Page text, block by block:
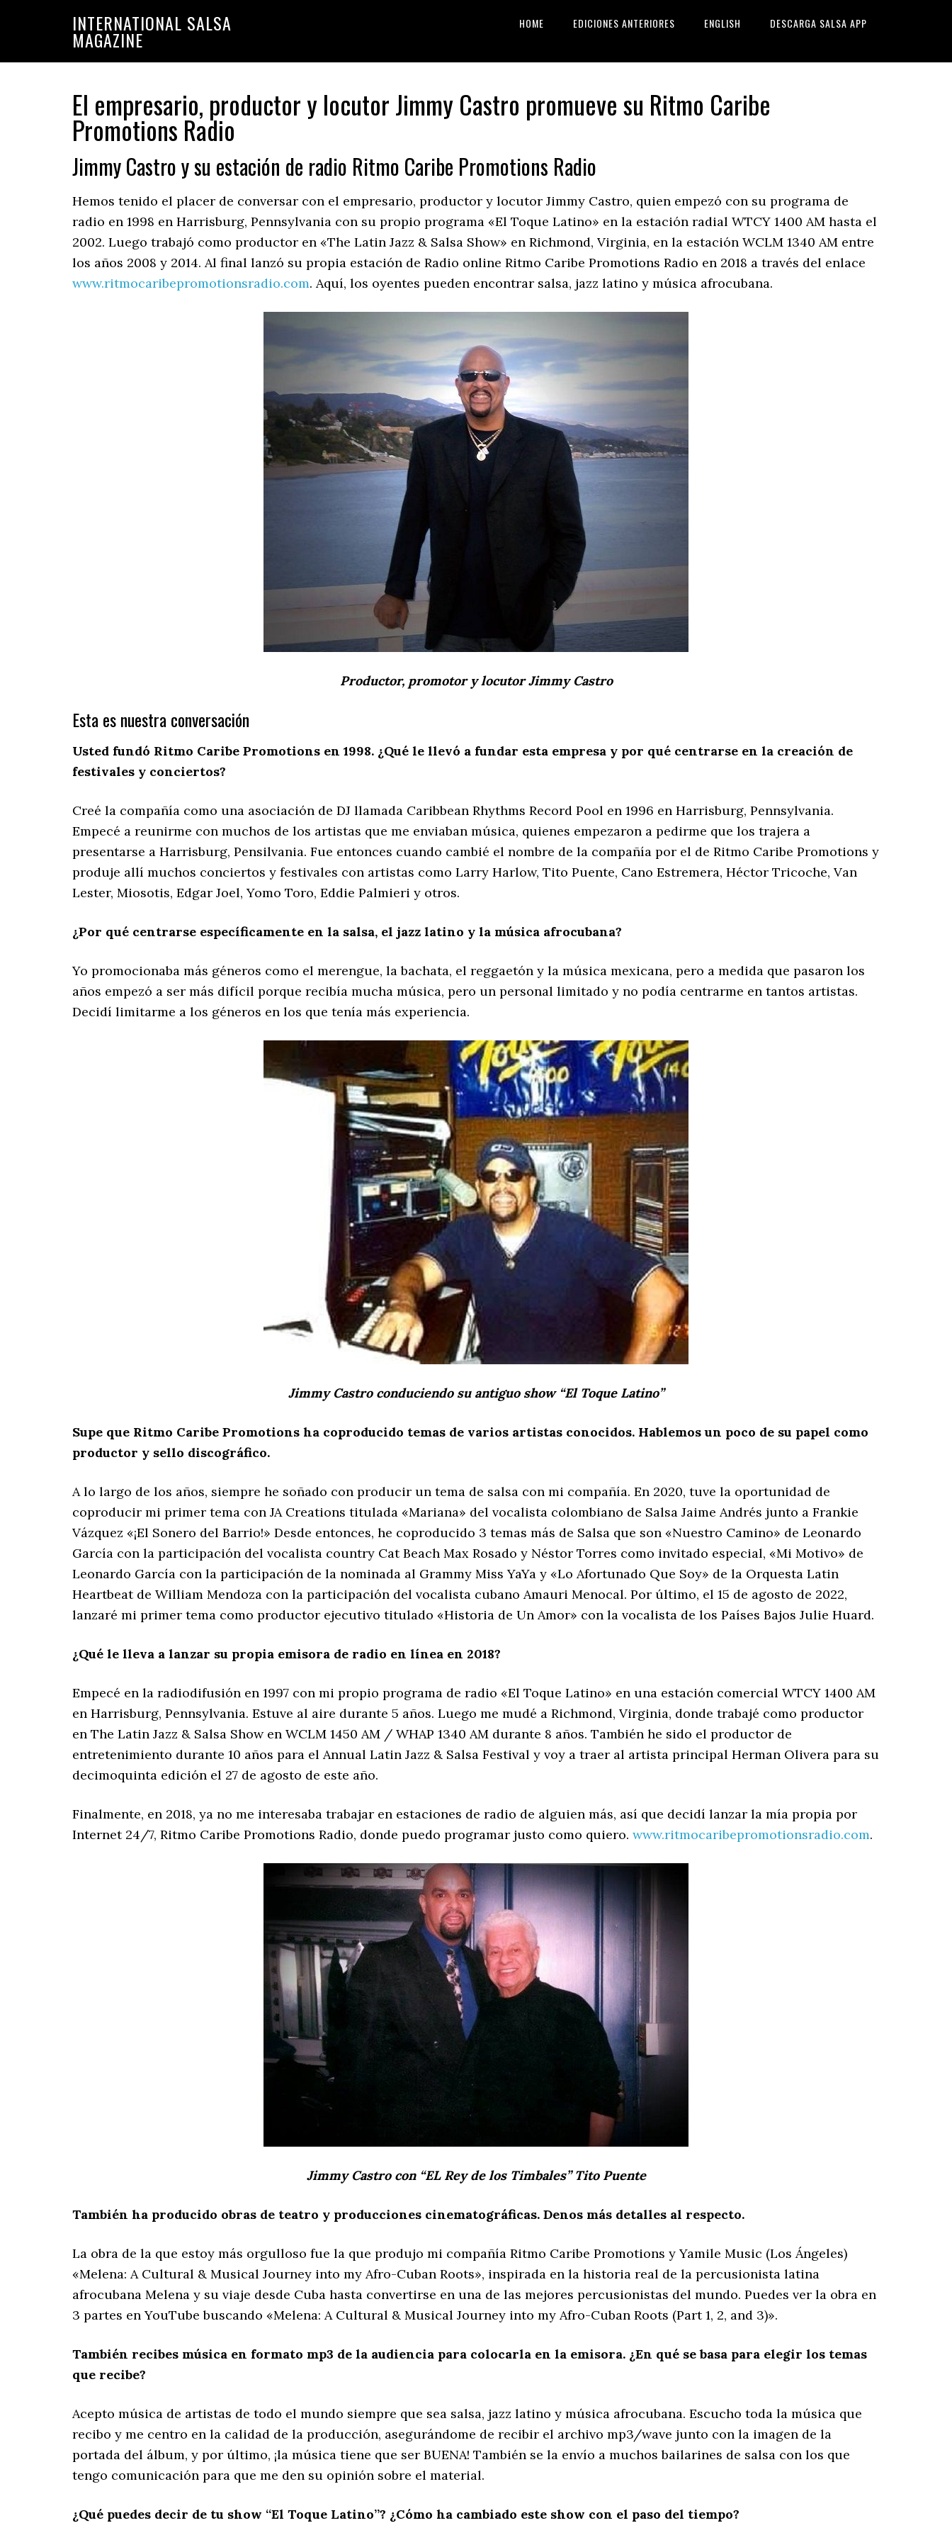
INTERNATIONAL SALSA
MAGAZINE
HOME EDICIONES ANTERIORES ENGLISH DESCARGA SALSA APP
El empresario, productor y locutor Jimmy Castro promueve su Ritmo Caribe
Promotions Radio
Jimmy Castro y su estación de radio Ritmo Caribe Promotions Radio
Hemos tenido el placer de conversar con el empresario, productor y locutor Jimmy Castro, quien empezó con su programa de
radio en 1998 en Harrisburg, Pennsylvania con su propio programa «El Toque Latino» en la estación radial WTCY 1400 AM hasta el
2002. Luego trabajó como productor en «The Latin Jazz & Salsa Show» en Richmond, Virginia, en la estación WCLM 1340 AM entre
los años 2008 y 2014. Al final lanzó su propia estación de Radio online Ritmo Caribe Promotions Radio en 2018 a través del enlace
www.ritmocaribepromotionsradio.com. Aquí, los oyentes pueden encontrar salsa, jazz latino y música afrocubana.
Productor, promotor y locutor Jimmy Castro
Esta es nuestra conversación
Usted fundó Ritmo Caribe Promotions en 1998. ¿Qué le llevó a fundar esta empresa y por qué centrarse en la creación de
festivales y conciertos?
Creé la compañía como una asociación de DJ llamada Caribbean Rhythms Record Pool en 1996 en Harrisburg, Pennsylvania.
Empecé a reunirme con muchos de los artistas que me enviaban música, quienes empezaron a pedirme que los trajera a
presentarse a Harrisburg, Pensilvania. Fue entonces cuando cambié el nombre de la compañía por el de Ritmo Caribe Promotions y
produje allí muchos conciertos y festivales con artistas como Larry Harlow, Tito Puente, Cano Estremera, Héctor Tricoche, Van
Lester, Miosotis, Edgar Joel, Yomo Toro, Eddie Palmieri y otros.
¿Por qué centrarse específicamente en la salsa, el jazz latino y la música afrocubana?
Yo promocionaba más géneros como el merengue, la bachata, el reggaetón y la música mexicana, pero a medida que pasaron los
años empezó a ser más difícil porque recibía mucha música, pero un personal limitado y no podía centrarme en tantos artistas.
Decidí limitarme a los géneros en los que tenía más experiencia.
Jimmy Castro conduciendo su antiguo show “El Toque Latino”
Supe que Ritmo Caribe Promotions ha coproducido temas de varios artistas conocidos. Hablemos un poco de su papel como
productor y sello discográfico.
A lo largo de los años, siempre he soñado con producir un tema de salsa con mi compañía. En 2020, tuve la oportunidad de
coproducir mi primer tema con JA Creations titulada «Mariana» del vocalista colombiano de Salsa Jaime Andrés junto a Frankie
Vázquez «¡El Sonero del Barrio!» Desde entonces, he coproducido 3 temas más de Salsa que son «Nuestro Camino» de Leonardo
García con la participación del vocalista country Cat Beach Max Rosado y Néstor Torres como invitado especial, «Mi Motivo» de
Leonardo García con la participación de la nominada al Grammy Miss YaYa y «Lo Afortunado Que Soy» de la Orquesta Latin
Heartbeat de William Mendoza con la participación del vocalista cubano Amauri Menocal. Por último, el 15 de agosto de 2022,
lanzaré mi primer tema como productor ejecutivo titulado «Historia de Un Amor» con la vocalista de los Países Bajos Julie Huard.
¿Qué le lleva a lanzar su propia emisora de radio en línea en 2018?
Empecé en la radiodifusión en 1997 con mi propio programa de radio «El Toque Latino» en una estación comercial WTCY 1400 AM
en Harrisburg, Pennsylvania. Estuve al aire durante 5 años. Luego me mudé a Richmond, Virginia, donde trabajé como productor
en The Latin Jazz & Salsa Show en WCLM 1450 AM / WHAP 1340 AM durante 8 años. También he sido el productor de
entretenimiento durante 10 años para el Annual Latin Jazz & Salsa Festival y voy a traer al artista principal Herman Olivera para su
decimoquinta edición el 27 de agosto de este año.
Finalmente, en 2018, ya no me interesaba trabajar en estaciones de radio de alguien más, así que decidí lanzar la mía propia por
Internet 24/7, Ritmo Caribe Promotions Radio, donde puedo programar justo como quiero. www.ritmocaribepromotionsradio.com.
Jimmy Castro con “EL Rey de los Timbales” Tito Puente
También ha producido obras de teatro y producciones cinematográficas. Denos más detalles al respecto.
La obra de la que estoy más orgulloso fue la que produjo mi compañía Ritmo Caribe Promotions y Yamile Music (Los Ángeles)
«Melena: A Cultural & Musical Journey into my Afro-Cuban Roots», inspirada en la historia real de la percusionista latina
afrocubana Melena y su viaje desde Cuba hasta convertirse en una de las mejores percusionistas del mundo. Puedes ver la obra en
3 partes en YouTube buscando «Melena: A Cultural & Musical Journey into my Afro-Cuban Roots (Part 1, 2, and 3)».
También recibes música en formato mp3 de la audiencia para colocarla en la emisora. ¿En qué se basa para elegir los temas
que recibe?
Acepto música de artistas de todo el mundo siempre que sea salsa, jazz latino y música afrocubana. Escucho toda la música que
recibo y me centro en la calidad de la producción, asegurándome de recibir el archivo mp3/wave junto con la imagen de la
portada del álbum, y por último, ¡la música tiene que ser BUENA! También se la envío a muchos bailarines de salsa con los que
tengo comunicación para que me den su opinión sobre el material.
¿Qué puedes decir de tu show “El Toque Latino”? ¿Cómo ha cambiado este show con el paso del tiempo?